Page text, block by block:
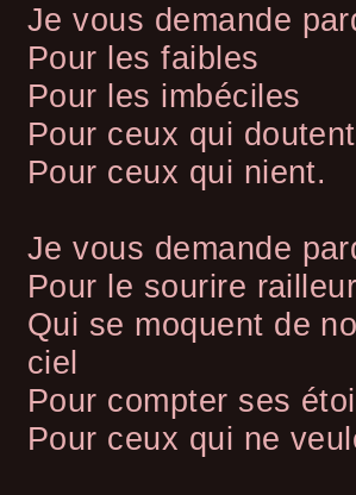
Je vous demande
Pour les faibles
Pour les imbéciles
Pour ceux qui doutent
Pour ceux qui nient.
Je vous demande
Pour le sourire
Qui se moquent de
ciel
Pour compter ses
Pour ceux qui ne